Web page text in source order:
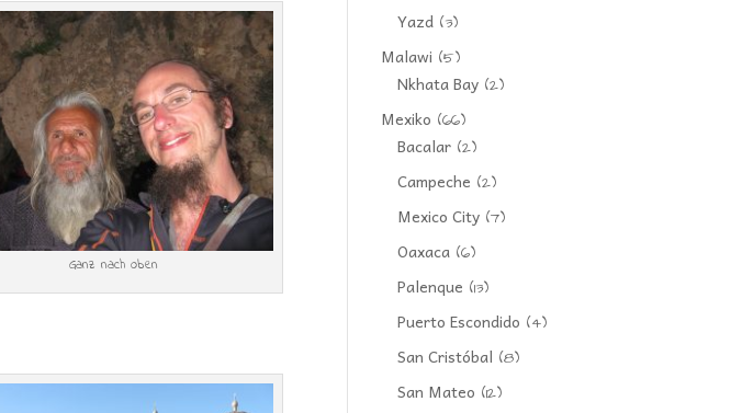
Ganz nach oben
Yazd (3)
Malawi (5)
Nkhata Bay (2)
Mexiko (66)
Bacalar (2)
Campeche (2)
Mexico City (7)
Oaxaca (6)
Palenque (13)
Puerto Escondido (4)
San Cristóbal (8)
San Mateo (12)